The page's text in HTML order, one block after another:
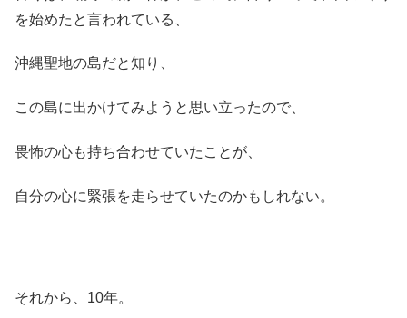
を始めたと言われている、
沖縄聖地の島だと知り、
この島に出かけてみようと思い立ったので、
畏怖の心も持ち合わせていたことが、
自分の心に緊張を走らせていたのかもしれない。
それから、10年。